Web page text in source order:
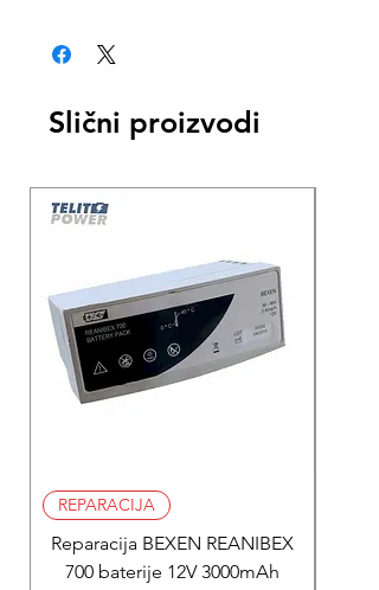
Slični proizvodi
REPARACIJA
Reparacija BEXEN REANIBEX
700 baterije 12V 3000mAh